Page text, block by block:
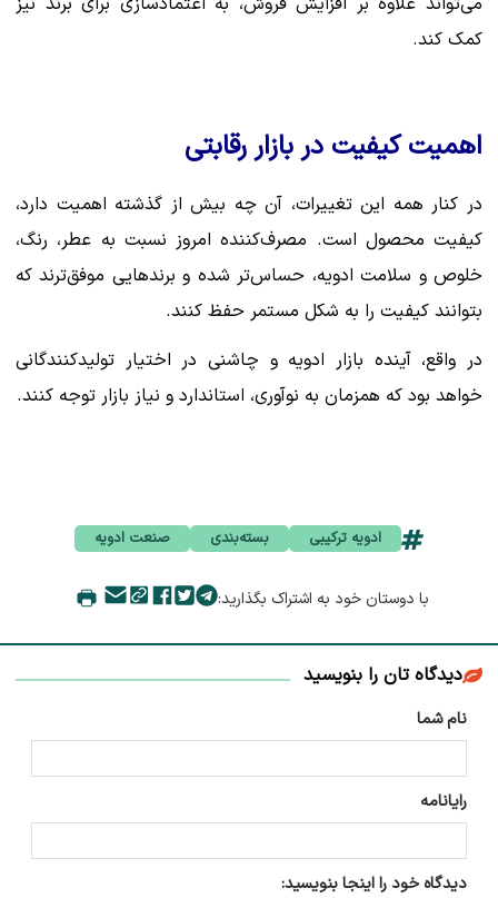
کمک کند.
اهمیت کیفیت در بازار رقابتی
در کنار همه این تغییرات، آن چه بیش از گذشته اهمیت دارد،
کیفیت محصول است. مصرف‌کننده امروز نسبت به عطر، رنگ،
خلوص و سلامت ادویه، حساس‌تر شده و برندهایی موفق‌ترند که
بتوانند کیفیت را به شکل مستمر حفظ کنند.
در واقع، آینده بازار ادویه و چاشنی در اختیار تولیدکنندگانی
خواهد بود که همزمان به نوآوری، استاندارد و نیاز بازار توجه کنند.
ادویه ترکیبی بسته‌بندی صنعت ادویه
با دوستان خود به اشتراک بگذارید:
دیدگاه تان را بنویسید
نام شما
رایانامه
دیدگاه خود را اینجا بنویسید: